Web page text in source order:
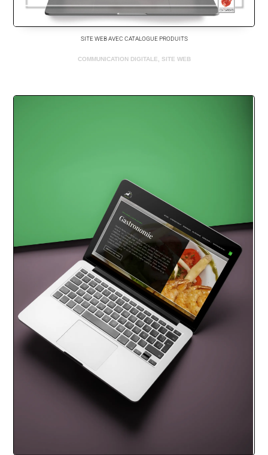
SITE WEB AVEC CATALOGUE PRODUITS
COMMUNICATION DIGITALE SITE WEB